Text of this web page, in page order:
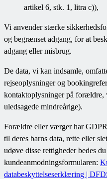
artikel 6, stk. 1, litra c)),
Vi anvender stærke
og begrænset adgang, for at
adgang eller misbrug.
De data, vi kan indsamle,
rejseoplysninger og
kontaktoplysninger på forældre,
uledsagede mindreårige).
Forældre eller værger har
til deres barns data, rette eller
udøve disse rettigheder bedes
kundeanmodningsformularen:
databeskyttelseserklæring |